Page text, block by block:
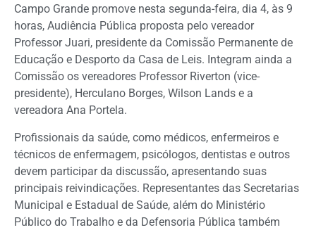
Campo Grande promove nesta segunda-feira, dia 4, às 9
horas, Audiência Pública proposta pelo vereador
Professor Juari, presidente da Comissão Permanente de
Educação e Desporto da Casa de Leis. Integram ainda a
Comissão os vereadores Professor Riverton (vice-
presidente), Herculano Borges, Wilson Lands e a
vereadora Ana Portela.
Profissionais da saúde, como médicos, enfermeiros e
técnicos de enfermagem, psicólogos, dentistas e outros
devem participar da discussão, apresentando suas
principais reivindicações. Representantes das Secretarias
Municipal e Estadual de Saúde, além do Ministério
Público do Trabalho e da Defensoria Pública também